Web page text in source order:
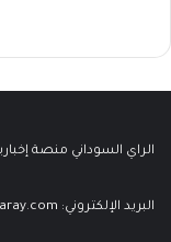
الراي السوداني منصة
البريد الإلكتروني: